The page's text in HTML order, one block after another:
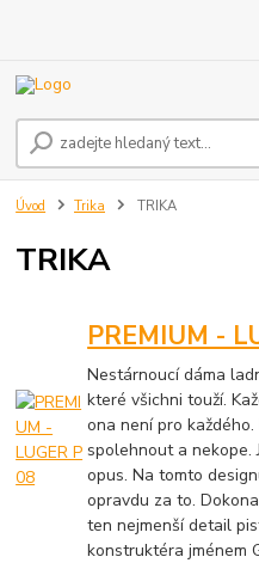
Úvod Trika TRIKA
TRIKA
PREMIUM -
Nestárnoucí dáma
které všichni touží.
ona není pro
spolehnout a nekope.
opus. Na tomto
opravdu za to.
ten nejmenší detail
konstruktéra jménem